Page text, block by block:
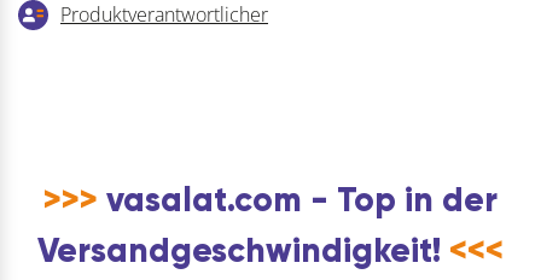
Produktverantwortlicher
>>> vasalat.com - Top in der
Versandgeschwindigkeit! <<<